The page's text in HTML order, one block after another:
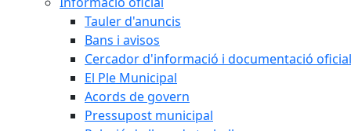
Tauler d'anuncis
Bans i avisos
Cercador d'informació i documentació
El Ple Municipal
Acords de govern
Pressupost municipal